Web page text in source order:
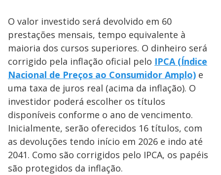
O valor investido será devolvido em 60
prestações mensais, tempo equivalente à
maioria dos cursos superiores. O dinheiro será
corrigido pela inflação oficial pelo IPCA (Índice
Nacional de Preços ao Consumidor Amplo) e
uma taxa de juros real (acima da inflação). O
investidor poderá escolher os títulos
disponíveis conforme o ano de vencimento.
Inicialmente, serão oferecidos 16 títulos, com
as devoluções tendo início em 2026 e indo até
2041. Como são corrigidos pelo IPCA, os papéis
são protegidos da inflação.